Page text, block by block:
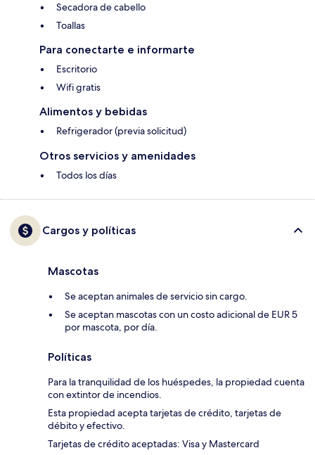
Secadora de cabello
Toallas
Para conectarte e informarte
Escritorio
Wifi gratis
Alimentos y bebidas
Refrigerador (previa solicitud)
Otros servicios y amenidades
Todos los días
Cargos y políticas
Mascotas
Se aceptan animales de servicio sin cargo.
Se aceptan mascotas con un costo adicional de EUR 5
por mascota, por día.
Políticas
Para la tranquilidad de los huéspedes, la propiedad cuenta
con extintor de incendios.
Esta propiedad acepta tarjetas de crédito, tarjetas de
débito y efectivo.
Tarjetas de crédito aceptadas: Visa y Mastercard